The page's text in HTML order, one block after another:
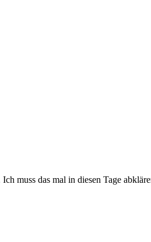
muss das mal in diesen Tage